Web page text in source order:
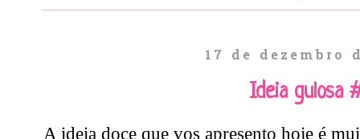
17 de dezembro
Ideia gulosa
A ideia doce que vos apresento hoje é